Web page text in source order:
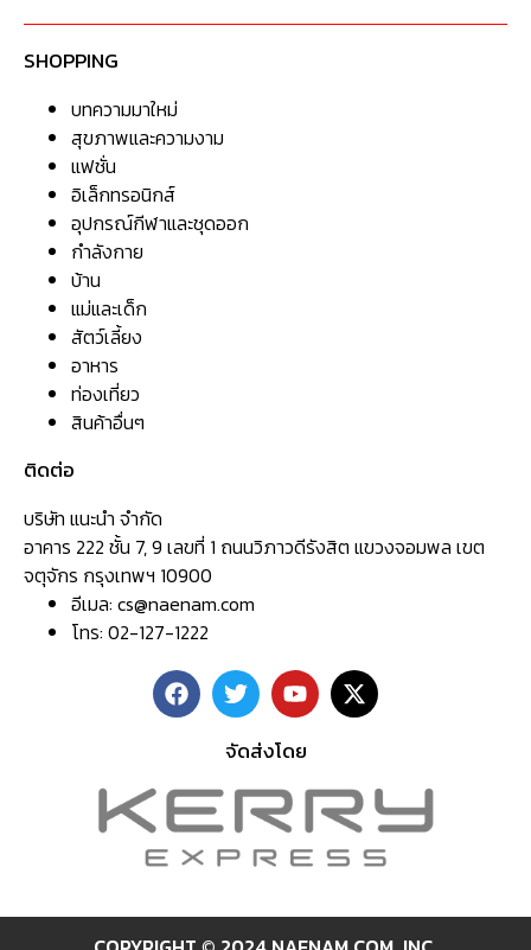
SHOPPING
บทความมาใหม่
สุขภาพและความงาม
แฟชั่น
อิเล็กทรอนิกส์
อุปกรณ์กีฬาและชุดออก
กำลังกาย
บ้าน
แม่และเด็ก
สัตว์เลี้ยง
อาหาร
ท่องเที่ยว
สินค้าอื่นๆ
ติดต่อ
บริษัท แนะนำ จำกัด
อาคาร 222 ชั้น 7, 9 เลขที่ 1 ถนนวิภาวดีรังสิต แขวงจอมพล เขต
จตุจักร กรุงเทพฯ 10900
อีเมล: cs@naenam.com
โทร: 02-127-1222
จัดส่งโดย